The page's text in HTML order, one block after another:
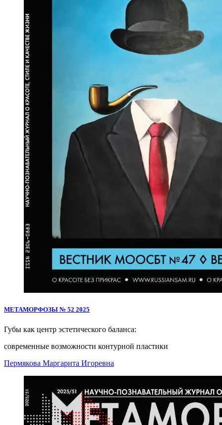
МЕТАМОРФОЗЫ № 52 2025
Губы как центр эстетического баланса:
современные возможности контурной пластики
Пермякова Маргарита Игоревна